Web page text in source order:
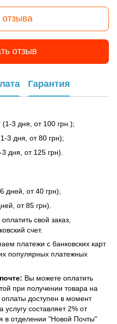
отзыв
Гарантия
3 дня, от 100 грн.);
3 дня, от 80 грн);
дня, от 125 грн).
дней, от 40 грн);
от 85 грн).
свой заказ,
счет.
платежи с банковских карт
популярных платежных
Вы можете оплатить
при получении товара на
доступен в момент
составляет 2% от
в отделении "Новой Почты"